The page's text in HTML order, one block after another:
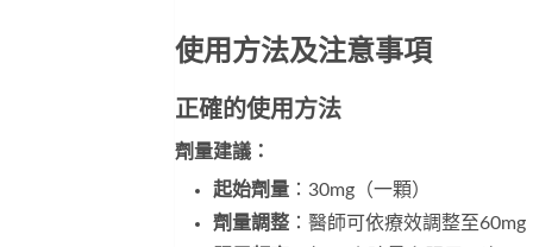
使用方法及注意事項
正確的使用方法
劑量建議：
起始劑量 ：30mg（一顆）
劑量調整 ：醫師可依療效調整至60mg